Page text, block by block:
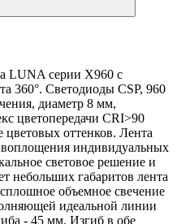
LUNA серии X960 с
360°. Светодиоды CSP, 960
диаметр 8 мм,
цветопередачи CRI>90
цветовых оттенков. Лента
индивидуальных
световое решение и
небольших габаритов лента
объемное свечение
идеальной линии
- 45 мм. Изгиб в обе